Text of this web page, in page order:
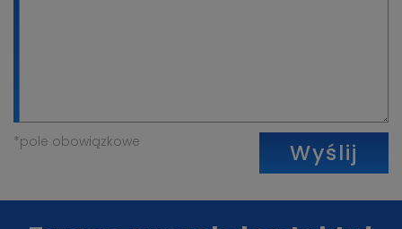
*pole obowiązkowe Wyślij